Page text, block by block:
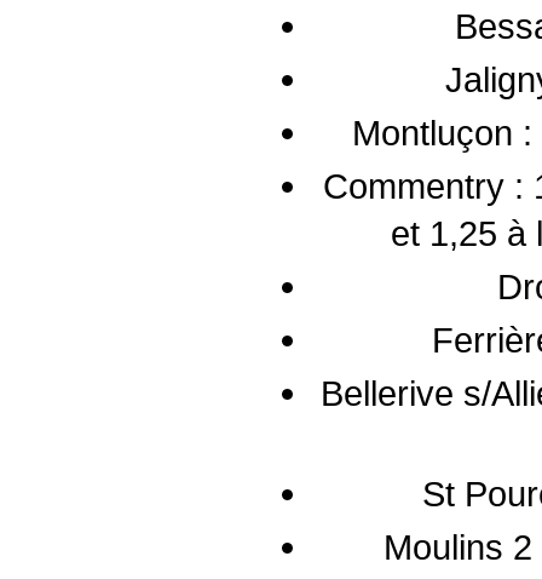
Montluçon
Commentry :
et 1,25 à
Bellerive s/
St
Moulins 2